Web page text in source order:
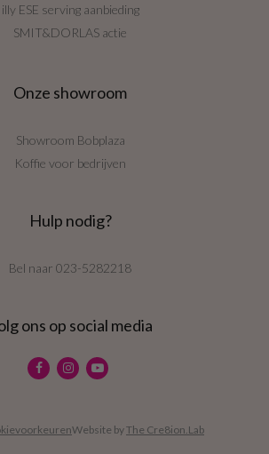
illy ESE serving aanbieding
SMIT&DORLAS actie
Onze showroom
Showroom Bobplaza
Koffie voor bedrijven
Hulp nodig?
Bel naar 023-5282218
ons op social media
Website byThe Cre8ion.Lab